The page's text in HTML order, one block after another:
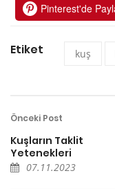
Pinterest'de
Etiket kuş
Önceki Post
Kuşların Taklit
Yetenekleri
07.11.2023